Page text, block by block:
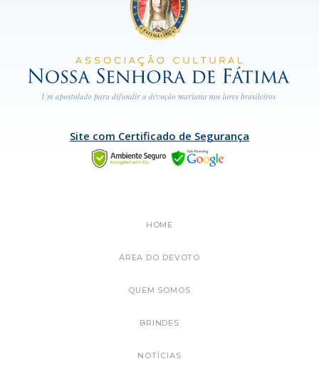
Site com Certificado de Segurança
HOME
ÁREA DO DEVOTO
QUEM SOMOS
BRINDES
NOTÍCIAS